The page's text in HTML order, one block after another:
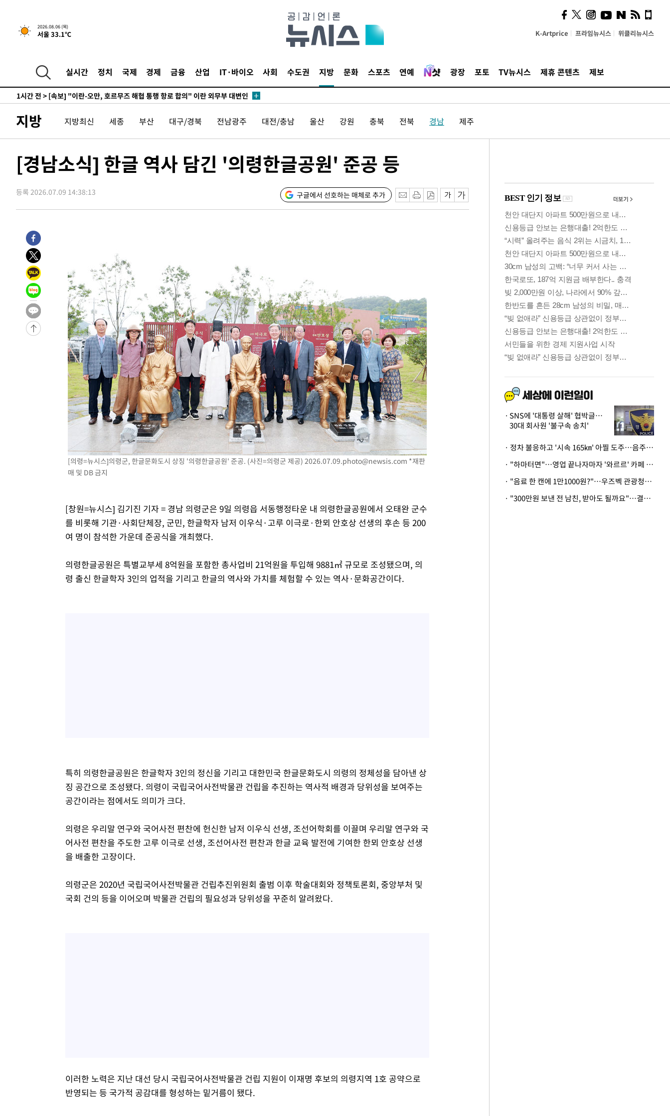
2026.08.06 (목)
서울 33.1℃ K-Artprice 프라임뉴시스 위클리뉴시스
실시간 정치 국제 경제 금융 산업 IT·바이오 사회 수도권 지방 문화 스포츠 연예 광장 포토 TV뉴시스 제휴 콘텐츠 제보
-21128초 전 >6월 경상수지 497.3억 달러…두 달 연속 사상 최대
-21079초 전 >서울 낮 39도 '폭염중대경보'…40도 관측 가능성도
-10614초 전 >
[속보] 호르무즈 해협 이란-오만 협상 기대속 뉴욕증시 혼조 마감 다
우 0.49%↑
-8969초 전 >
임 3년 인터뷰
1시간 전 > [속보] "이란-오만, 호르무즈 해협 통행 항로 합의" 이란 외무부 대변인
-30158초 전 >
[속보]경찰, '홍명보 선임 논란' 대한축구협회·축구회관 등 압수수
-29545초 전 >[속보]산업장관 "美무역법 제301조 과잉생산 결과 발표 8월 중 예
-28610초 전 > [속보]전남광주 초대 시민추천 부시장에 백승주·윤난실
-24738초 전 >[속보]코스닥, 2.15포인트(0.27%) 내린 797.44 출발
-24721초 전 >[속보]코스피, 119.51포인트(1.81%) 내린 6478.75 개장
-21119초 전 >
-18481초 전 >
-10654초 전 >
[속보] 호르무즈 해협 이란-오만 협상 기대속 뉴욕증시 혼조 마감 다
우 0.49%↑
-9009초 전 >
[속보] 이란 대통령 "지금 최고지도자와 소통하기가 매우 어려워" 취
임 3년 인터뷰
1시간 전 > [속보] "이란-오만, 호르무즈 해협 통행 항로 합의" 이란 외무부 대변인
지방 지방최신 세종 부산 대구/경북 전남광주 대전/충남 울산 강원 충북 전북 경남 제주
[경남소식] 한글 역사 담긴 '의령한글공원' 준공 등
등록 2026.07.09 14:38:13 구글에서 선호하는 매체로 추가
[의령=뉴시스]의령군, 한글문화도시 상징 '의령한글공원' 준공. (사진=의령군 제공) 2026.07.09.photo@newsis.com *재판
매 및 DB 금지
[창원=뉴시스] 김기진 기자 = 경남 의령군은 9일 의령읍 서동행정타운 내 의령한글공원에서 오태완 군수
를 비롯해 기관·사회단체장, 군민, 한글학자 남저 이우식·고루 이극로·한뫼 안호상 선생의 후손 등 200
여 명이 참석한 가운데 준공식을 개최했다.
의령한글공원은 특별교부세 8억원을 포함한 총사업비 21억원을 투입해 9881㎡ 규모로 조성됐으며, 의
령 출신 한글학자 3인의 업적을 기리고 한글의 역사와 가치를 체험할 수 있는 역사·문화공간이다.
특히 의령한글공원은 한글학자 3인의 정신을 기리고 대한민국 한글문화도시 의령의 정체성을 담아낸 상
징 공간으로 조성됐다. 의령이 국립국어사전박물관 건립을 추진하는 역사적 배경과 당위성을 보여주는
공간이라는 점에서도 의미가 크다.
의령은 우리말 연구와 국어사전 편찬에 헌신한 남저 이우식 선생, 조선어학회를 이끌며 우리말 연구와 국
어사전 편찬을 주도한 고루 이극로 선생, 조선어사전 편찬과 한글 교육 발전에 기여한 한뫼 안호상 선생
을 배출한 고장이다.
의령군은 2020년 국립국어사전박물관 건립추진위원회 출범 이후 학술대회와 정책토론회, 중앙부처 및
국회 건의 등을 이어오며 박물관 건립의 필요성과 당위성을 꾸준히 알려왔다.
이러한 노력은 지난 대선 당시 국립국어사전박물관 건립 지원이 이재명 후보의 의령지역 1호 공약으로
반영되는 등 국가적 공감대를 형성하는 밑거름이 됐다.
계…'고급 가요'의 주체적
영토
SNS에 '대통령 살해' 협박글…
30대 회사원 '불구속 송치'
· 정차 불응하고 '시속 165㎞' 아찔 도주…음주운전자 체포
· "하마터면"…영업 끝나자마자 '와르르' 카페 테라스 덮친 대리석 외벽
· "음료 한 캔에 1만1000원?"…우즈벡 관광청까지 나섰다, 유튜버 폭로 후폭풍
· "300만원 보낸 전 남친, 받아도 될까요"…결혼 앞둔 예비신부의 뜻밖 고충